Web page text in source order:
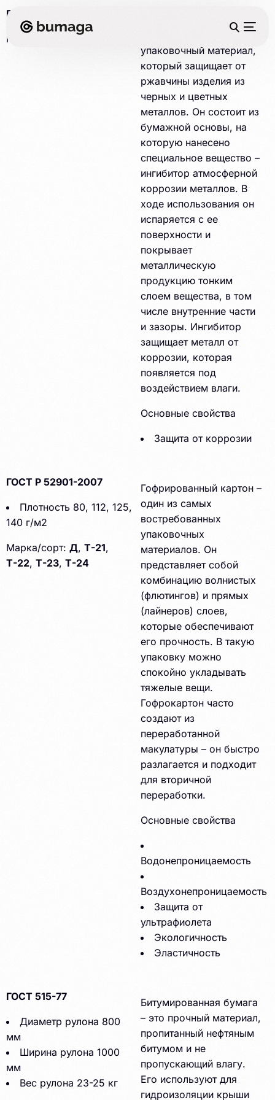
ГОСТ 16295-2018
Марка/сорт: УНИ 22-80
Противокоррозионная
упаковочный материал,
который защищает от
ржавчины изделия из
черных и цветных
металлов. Он состоит из
бумажной основы, на
которую нанесено
специальное вещество –
ингибитор атмосферной
коррозии металлов. В
ходе использования он
испаряется с ее
поверхности и
покрывает
металлическую
продукцию тонким
слоем вещества, в том
числе внутренние части
и зазоры. Ингибитор
защищает металл от
коррозии, которая
появляется под
воздействием влаги.
Основные свойства
Защита от коррозии
ГОСТ Р 52901-2007
Плотность 80, 112, 125,
140 г/м2
Марка/сорт: Д, Т-21,
Т-22, Т-23, Т-24
Гофрированный картон –
один из самых
востребованных
упаковочных
материалов. Он
представляет собой
комбинацию волнистых
(флютингов) и прямых
(лайнеров) слоев,
которые обеспечивают
его прочность. В такую
упаковку можно
спокойно укладывать
тяжелые вещи.
Гофрокартон часто
создают из
переработанной
макулатуры – он быстро
разлагается и подходит
для вторичной
переработки.
Основные свойства
Водонепроницаемость
Воздухонепроницаемость
Защита от
ультрафиолета
Экологичность
Эластичность
ГОСТ 515-77
Диаметр рулона 800
мм
Ширина рулона 1000
мм
Вес рулона 23-25 кг
Битумированная бумага
– это прочный материал,
пропитанный нефтяным
битумом и не
пропускающий влагу.
Его используют для
гидроизоляции крыши